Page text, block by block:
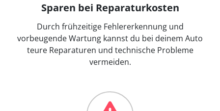
Sparen bei Reparaturkosten
Durch frühzeitige Fehlererkennung und
vorbeugende Wartung kannst du bei deinem Auto
teure Reparaturen und technische Probleme
vermeiden.